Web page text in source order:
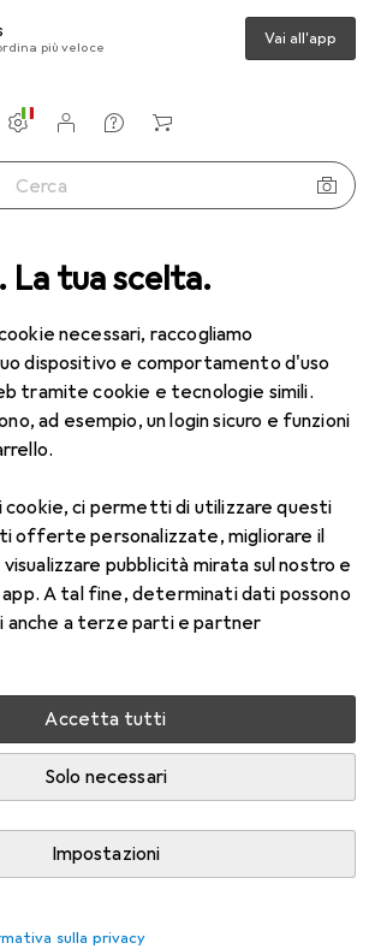
La tua scelta.
necessari, raccogliamo
dispositivo e comportamento d'uso
tramite cookie e tecnologie simili.
ad esempio, un login sicuro e funzioni
ci permetti di utilizzare questi
offerte personalizzate, migliorare il
pubblicità mirata sul nostro e
A tal fine, determinati dati possono
anche a terze parti e partner
Accetta tutti
Solo necessari
Impostazioni
sulla privacy
più veloce Vai all'app
Impostazioni
Conto cliente
Liste di confronto
Liste dei desideri
Carrello
Air Optix HydraGlyde per l'astigmatismo 6
1 Immagine
per
6 pz., Torico
incl.
lun, 17/8 e mer, 19/8
in stock presso il fornitore
Aggiungi al carrello